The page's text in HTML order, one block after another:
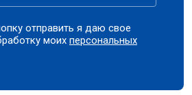
отправить я даю свое
моихперсональных